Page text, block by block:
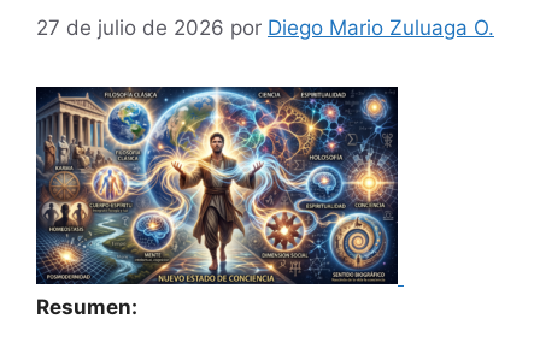
27 de julio de 2026 por Diego Mario Zuluaga O.
Resumen: